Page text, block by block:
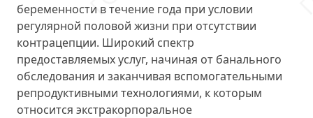
беременности в течение года при условии
регулярной половой жизни при отсутствии
контрацепции. Широкий спектр
предоставляемых услуг, начиная от банального
обследования и заканчивая вспомогательными
репродуктивными технологиями, к которым
относится экстракорпоральное